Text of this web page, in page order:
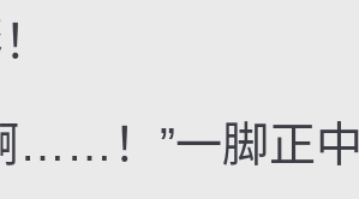
！”一脚正中